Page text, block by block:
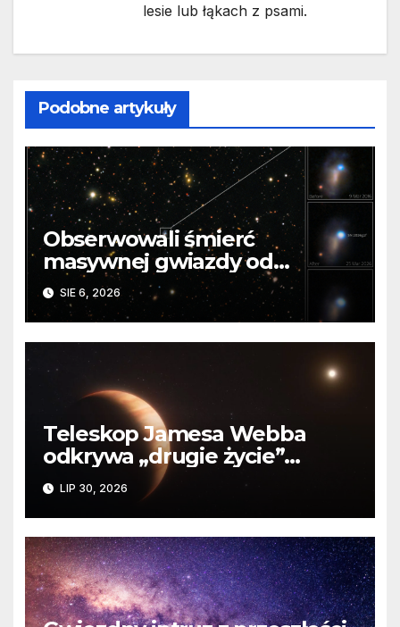
lesie lub łąkach z psami.
Podobne artykuły
Obserwowali śmierć
masywnej gwiazdy od
samego początku. Niezwykle
cenne dane
SIE 6, 2026
Teleskop Jamesa Webba
odkrywa „drugie życie”
planety krążącej wokół
martwej gwiazdy
LIP 30, 2026